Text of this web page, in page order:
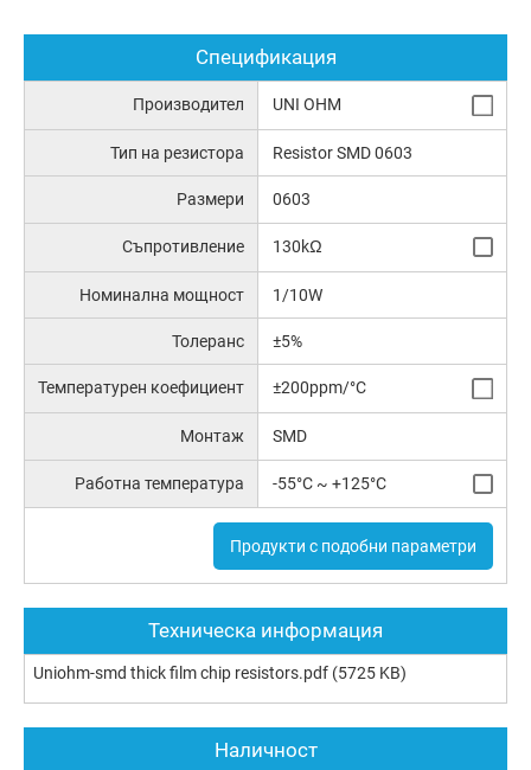
Спецификация
Производител UNI OHM
Тип на резистора Resistor SMD 0603
Размери 0603
Съпротивление 130kΩ
Номинална мощност 1/10W
Толеранс ±5%
Температурен коефициент ±200ppm/°C
Монтаж SMD
Работна температура -55°C ~ +125°C
Продукти с подобни параметри
Техническа информация
Uniohm-smd thick film chip resistors.pdf (5725 KB)
Наличност